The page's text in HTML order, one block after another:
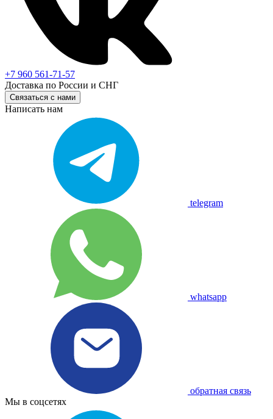
+7 960 561-71-57
Доставка по России и СНГ
Связаться с нами
Написать нам
telegram
whatsapp
обратная связь
Мы в соцсетях